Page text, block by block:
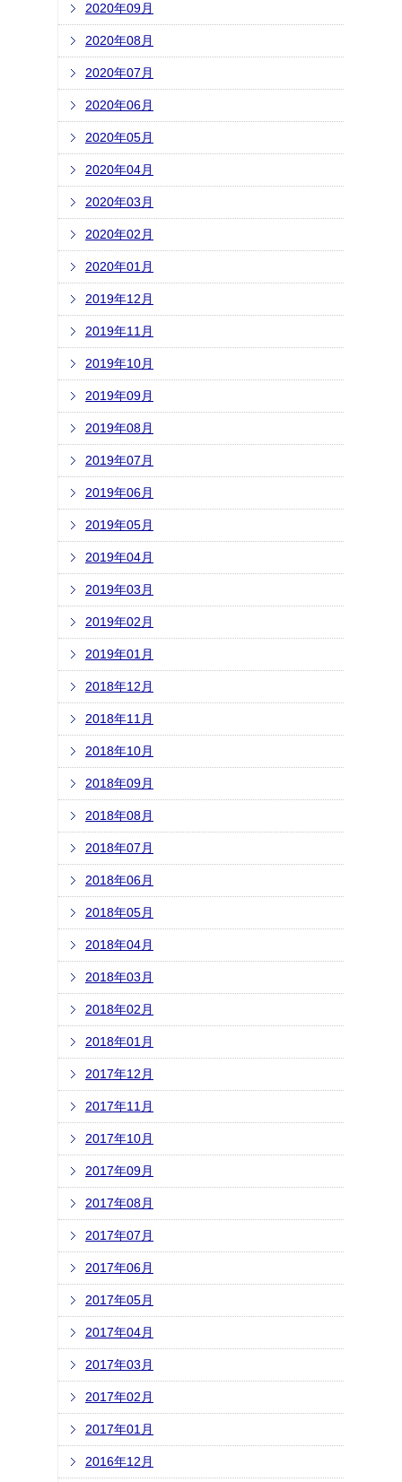
2020年09月
2020年08月
2020年07月
2020年06月
2020年05月
2020年04月
2020年03月
2020年02月
2020年01月
2019年12月
2019年11月
2019年10月
2019年09月
2019年08月
2019年07月
2019年06月
2019年05月
2019年04月
2019年03月
2019年02月
2019年01月
2018年12月
2018年11月
2018年10月
2018年09月
2018年08月
2018年07月
2018年06月
2018年05月
2018年04月
2018年03月
2018年02月
2018年01月
2017年12月
2017年11月
2017年10月
2017年09月
2017年08月
2017年07月
2017年06月
2017年05月
2017年04月
2017年03月
2017年02月
2017年01月
2016年12月